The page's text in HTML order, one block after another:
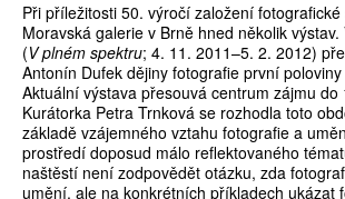
Při příležitosti 50. výročí založení
Moravská galerie v Brně hned několik
(V plném spektru; 4. 11. 2011–5. 2. 2012)
Antonín Dufek dějiny fotografie první
Aktuální výstava přesouvá centrum zájmu do
Kurátorka Petra Trnková se rozhodla toto
základě vzájemného vztahu fotografie a
prostředí doposud málo reflektovaného
naštěstí není zodpovědět otázku, zda
umění, ale na konkrétních příkladech ukázat